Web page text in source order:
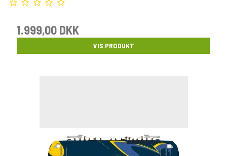
1.999,00 DKK
VIS PRODUKT